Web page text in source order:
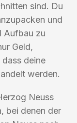
sind. Du
und
Aufbau zu
Geld,
deine
werden.
Neuss
bei denen der